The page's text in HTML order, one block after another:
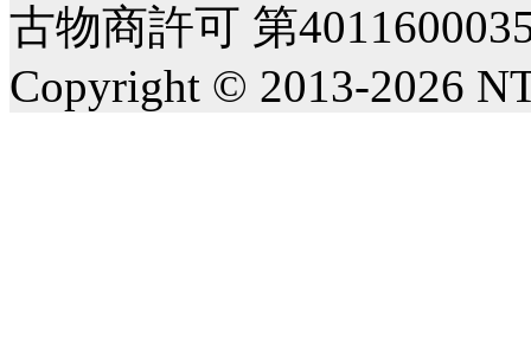
古物商許可 第
Copyright © 2013-2026